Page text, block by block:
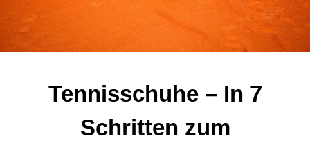
Tennisschuhe – In 7
Schritten zum